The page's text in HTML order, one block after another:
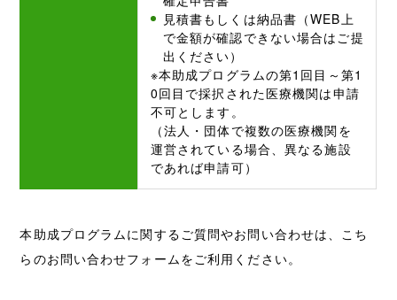
見積書もしくは納品書（WEB上
で金額が確認できない場合はご提
出ください）
※本助成プログラムの第1回目～第1
0回目で採択された医療機関は申請
不可とします。
（法人・団体で複数の医療機関を
運営されている場合、異なる施設
であれば申請可）
本助成プログラムに関するご質問やお問い合わせは、こち
らのお問い合わせフォームをご利用ください。